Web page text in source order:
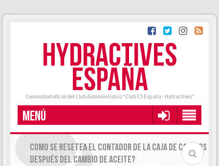
HYDRACTIVES
ESPAÑA
Comunidad oficial del Club Automovilístico "Club C5 España - Hydractives"
MENÚ
COMO SE RESETEA EL CONTADOR DE LA CAJA DE CAMBIOS
DESPUÉS DEL CAMBIO DE ACEITE?